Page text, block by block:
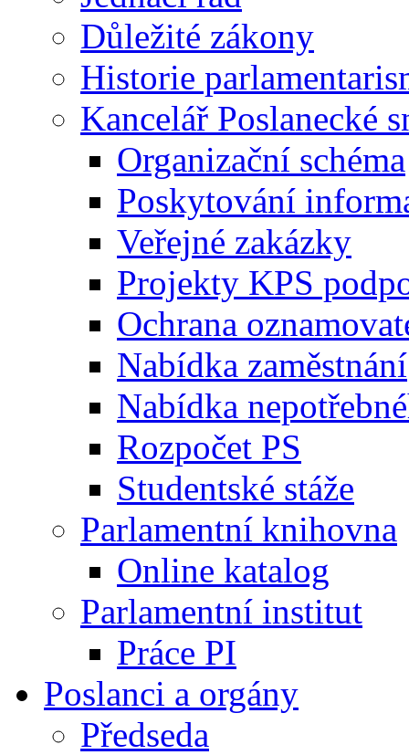
Důležité zákony
Historie
Kancelář Poslanecké
Organizační schéma
Poskytování
Veřejné zakázky
Projekty KPS
Ochrana
Nabídka zaměstnání
Nabídka
Rozpočet PS
Studentské stáže
Parlamentní knihovna
Online katalog
Parlamentní institut
Práce PI
Poslanci a orgány
Předseda